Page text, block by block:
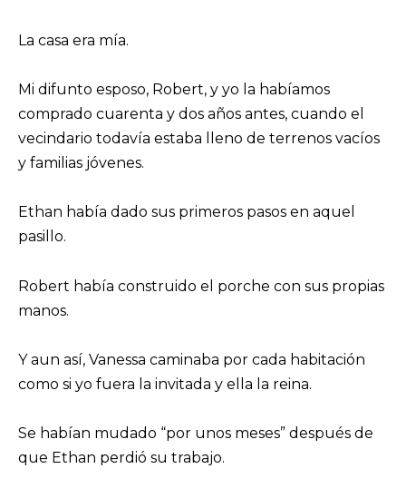
La casa era mía.
Mi difunto esposo, Robert, y yo la habíamos
comprado cuarenta y dos años antes, cuando el
vecindario todavía estaba lleno de terrenos vacíos
y familias jóvenes.
Ethan había dado sus primeros pasos en aquel
pasillo.
Robert había construido el porche con sus propias
manos.
Y aun así, Vanessa caminaba por cada habitación
como si yo fuera la invitada y ella la reina.
Se habían mudado “por unos meses” después de
que Ethan perdió su trabajo.